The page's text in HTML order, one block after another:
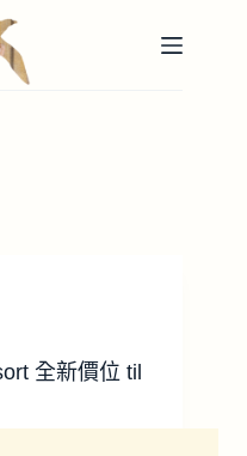
全新價位 til